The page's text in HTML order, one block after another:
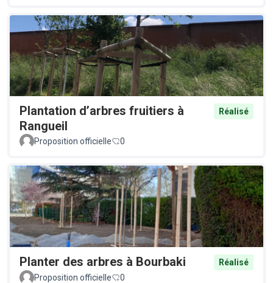
Plantation d’arbres fruitiers à
Rangueil
Réalisé
Proposition officielle 0
Planter des arbres à Bourbaki
Réalisé
Proposition officielle
0